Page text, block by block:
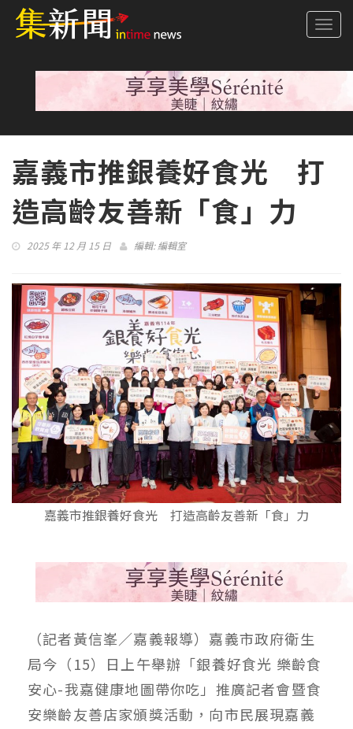
嘉義市推銀養好食光 打
造高齡友善新「食」力
2025 年 12 月 15 日 編輯:編輯室
嘉義市推銀養好食光 打造高齡友善新「食」力
（記者黃信峯／嘉義報導）嘉義市政府衛生
局今（15）日上午舉辦「銀養好食光 樂齡食
安心-我嘉健康地圖帶你吃」推廣記者會暨食
安樂齡友善店家頒獎活動，向市民展現嘉義